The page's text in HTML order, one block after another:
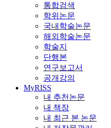
통합검색
학위논문
국내학술논문
해외학술논문
학술지
단행본
연구보고서
공개강의
MyRISS
내 추천논문
내 책장
내 최근 본 논문